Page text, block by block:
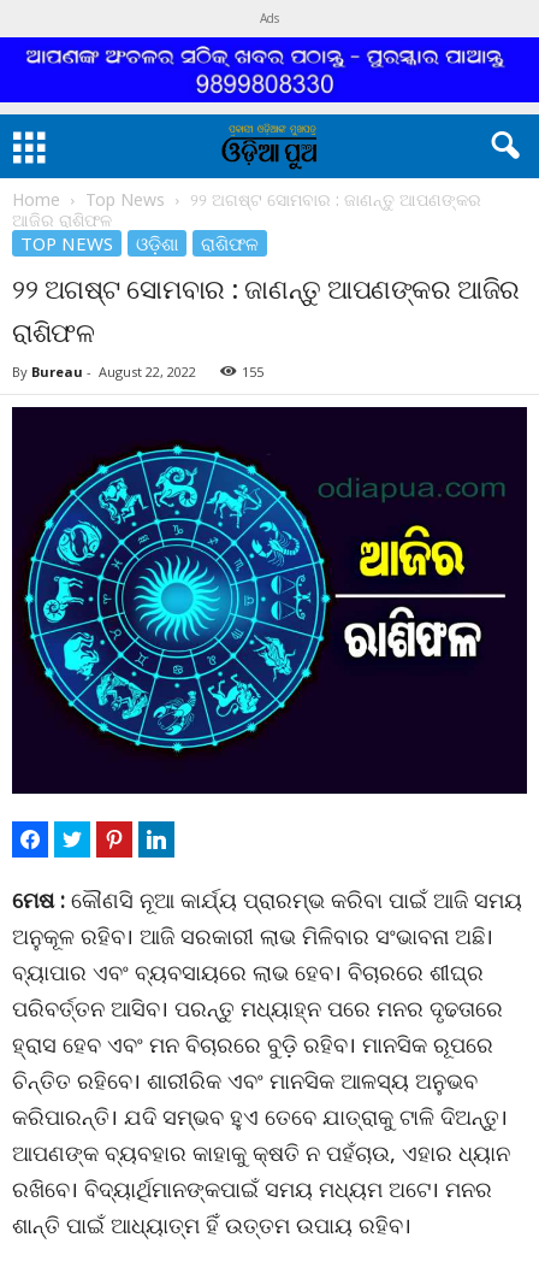
Ads
Home Top News
୨୨ ଅଗଷ୍ଟ ସୋମବାର : ଜାଣନ୍ତୁ ଆପଣଙ୍କର
ଆଜିର ରାଶିଫଳ
TOP NEWS ଓଡ଼ିଶା ରାଶିଫଳ
୨୨ ଅଗଷ୍ଟ ସୋମବାର : ଜାଣନ୍ତୁ ଆପଣଙ୍କର ଆଜିର
ରାଶିଫଳ
By Bureau - August 22, 2022 155
ମେଷ : କୌଣସି ନୂଆ କାର୍ଯ୍ୟ ପ୍ରାରମ୍ଭ କରିବା ପାଇଁ ଆଜି ସମୟ
ଅନୁକୂଳ ରହିବ। ଆଜି ସରକାରୀ ଲାଭ ମିଳିବାର ସଂଭାବନା ଅଛି।
ବ୍ୟାପାର ଏବଂ ବ୍ୟବସାୟରେ ଲାଭ ହେବ। ବିଚାରରେ ଶୀଘ୍ର
ପରିବର୍ତ୍ତନ ଆସିବ। ପରନ୍ତୁ ମଧ୍ୟାହ୍ନ ପରେ ମନର ଦୃଢତାରେ
ହ୍ରାସ ହେବ ଏବଂ ମନ ବିଚାରରେ ବୁଡ଼ି ରହିବ। ମାନସିକ ରୂପରେ
ଚିନ୍ତିତ ରହିବେ। ଶାରୀରିକ ଏବଂ ମାନସିକ ଆଳସ୍ୟ ଅନୁଭବ
କରିପାରନ୍ତି। ଯଦି ସମ୍ଭବ ହୁଏ ତେବେ ଯାତ୍ରାକୁ ଟାଳି ଦିଅନ୍ତୁ।
ଆପଣଙ୍କ ବ୍ୟବହାର କାହାକୁ କ୍ଷତି ନ ପହଁଚାଉ, ଏହାର ଧ୍ୟାନ
ରଖିବେ। ବିଦ୍ୟାର୍ଥିମାନଙ୍କପାଇଁ ସମୟ ମଧ୍ୟମ ଅଟେ। ମନର
ଶାନ୍ତି ପାଇଁ ଆଧ୍ୟାତ୍ମ ହିଁ ଉତ୍ତମ ଉପାୟ ରହିବ।